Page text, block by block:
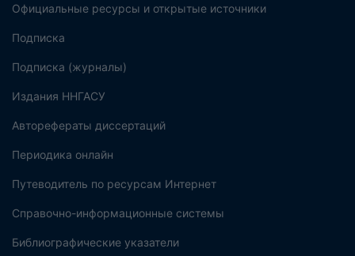
Официальные ресурсы и открытые источники
Подписка
Подписка (журналы)
Издания ННГАСУ
Авторефераты диссертаций
Периодика онлайн
Путеводитель по ресурсам Интернет
Справочно-информационные системы
Библиографические указатели